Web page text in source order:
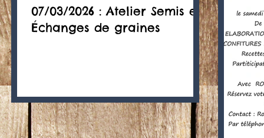
07/03/2026 : Atelier Semis et
Échanges de graines